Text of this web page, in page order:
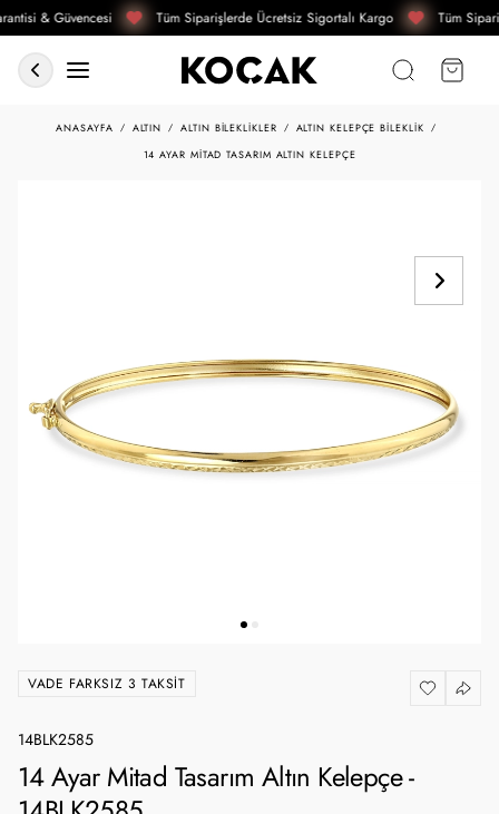
& Güvencesi Tüm Siparişlerde Ücretsiz Sigortalı Kargo Tüm
ANASAYFA ALTIN ALTIN BILEKLIKLER
ALTIN KELEPÇE BILEKLIK
14 AYAR MITAD TASARIM ALTIN KELEPÇE
VADE FARKSIZ 3 TAKSIT
14BLK2585
14 Ayar Mitad Tasarım Altın Kelepçe -